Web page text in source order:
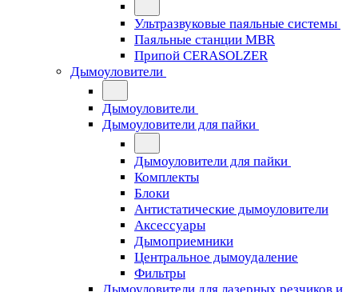
Ультразвуковые паяльные системы
Паяльные станции MBR
Припой CERASOLZER
Дымоуловители
Дымоуловители
Дымоуловители для пайки
Дымоуловители для пайки
Комплекты
Блоки
Антистатические дымоуловители
Аксессуары
Дымоприемники
Центральное дымоудаление
Фильтры
Дымоуловители для лазерных резчиков и